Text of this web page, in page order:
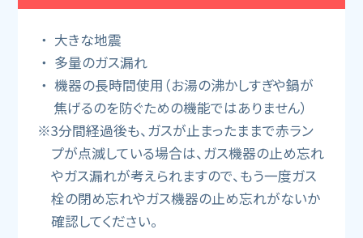
大きな地震
多量のガス漏れ
機器の長時間使用（お湯の沸かしすぎや鍋が
焦げるのを防ぐための機能ではありません）
※3分間経過後も、ガスが止まったままで赤ラン
プが点滅している場合は、ガス機器の止め忘れ
やガス漏れが考えられますので、もう一度ガス
栓の閉め忘れやガス機器の止め忘れがないか
確認してください。